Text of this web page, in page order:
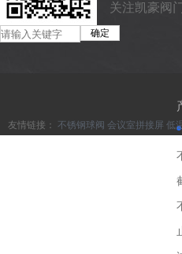
关注凯豪阀门
友情链接： 不锈钢球阀 会议室拼接屏 低